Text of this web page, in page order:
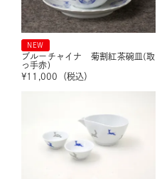
NEW
ブルーチャイナ 菊割紅茶碗皿(取
っ手赤)
¥11,000 （税込）